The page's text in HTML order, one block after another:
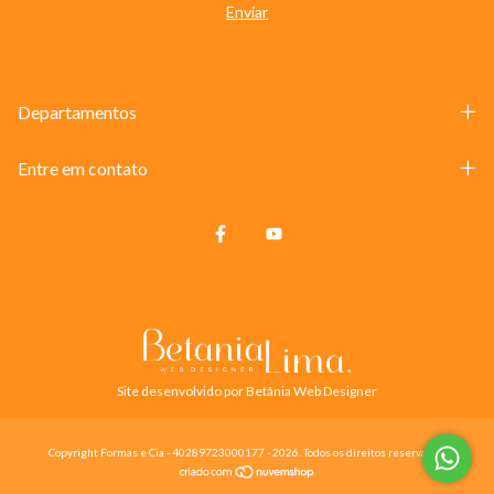
Departamentos
Entre em contato
Site desenvolvido por Betânia Web Designer
Copyright Formas e Cia - 40289723000177 - 2026. Todos os direitos reservados.